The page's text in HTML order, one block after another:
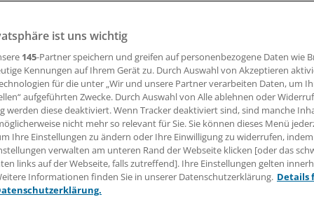
Indexpolicen besser als klassische
Nachteile, wenn es um die Kosten für das Produkt geht,
16:45 Uhr
ist uns wichtig
145-Partner speichern und greifen auf personenbezogene Daten wie
Kennungen auf Ihrem Gerät zu. Durch Auswahl von Akzeptieren
für die unter „Wir und unsere Partner verarbeiten Daten, um
aufgeführten Zwecke. Durch Auswahl von Alle ablehnen oder
werden diese deaktiviert. Wenn Tracker deaktiviert sind, sind manche
nicht mehr so relevant für Sie. Sie können dieses Menü
Ihre Einstellungen zu ändern oder Ihre Einwilligung zu widerrufen, indem
verwalten am unteren Rand der Webseite klicken [oder das
links auf der Webseite, falls zutreffend]. Ihre Einstellungen gelten
Informationen finden Sie in unserer Datenschutzerklärung. Details